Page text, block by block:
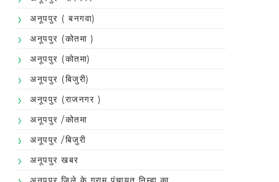
अनूपपुर ( बनगवा)
अनूपपुर (कोतमा )
अनूपपुर (कोतमा)
अनूपपुर (बिजुरी)
अनूपपुर (राजनगर )
अनूपपुर /कोतमा
अनूपपुर /बिजुरी
अनूपपुर खबर